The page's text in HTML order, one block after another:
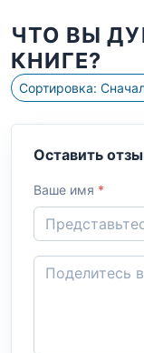
ЧТО ВЫ
КНИГЕ?
Оставить
Ваше имя *